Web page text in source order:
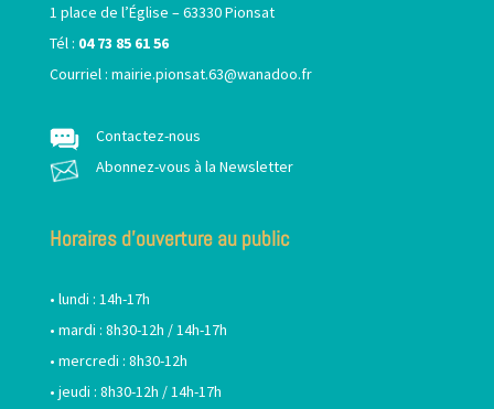
1 place de l’Église – 63330 Pionsat
Tél : 04 73 85 61 56
Courriel : mairie.pionsat.63@wanadoo.fr
Contactez-nous
Abonnez-vous à la Newsletter
Horaires d’ouverture au public
• lundi : 14h-17h
• mardi : 8h30-12h / 14h-17h
• mercredi : 8h30-12h
• jeudi : 8h30-12h / 14h-17h